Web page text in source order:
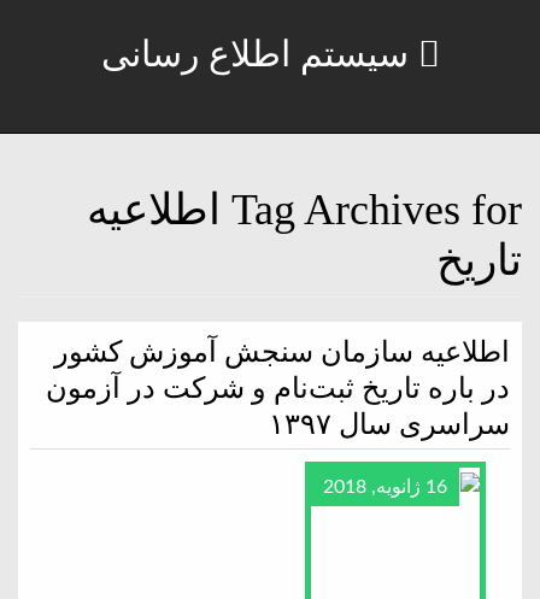
سیستم اطلاع رسانی
Tag Archives for اطلاعیه‌
تاریخ‌
اطلاعیه‌ سازمان‌ سنجش‌ آموزش‌ کشور
در باره‌ تاریخ‌ ثبت‌نام‌ و شرکت در‌ آزمون‌
سراسری‌ سال ۱۳۹۷
16 ژانویه, 2018